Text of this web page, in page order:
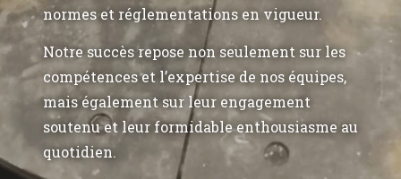
normes et réglementations en vigueur.
Notre succès repose non seulement sur les
compétences et l’expertise de nos équipes,
mais également sur leur engagement
soutenu et leur formidable enthousiasme au
quotidien.